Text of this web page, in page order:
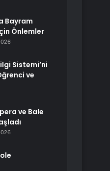
Bayram
Önlemler
Sistemi’ni
ve
ve Bale